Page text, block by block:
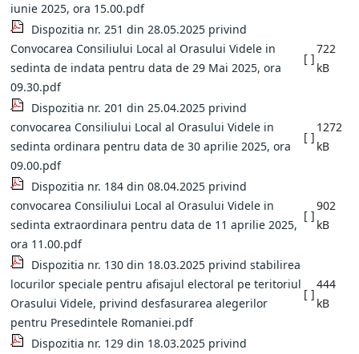
iunie 2025, ora 15.00.pdf
Dispozitia nr. 251 din 28.05.2025 privind
Convocarea Consiliului Local al Orasului Videle in
sedinta de indata pentru data de 29 Mai 2025, ora
09.30.pdf
[ ]
722
kB
Dispozitia nr. 201 din 25.04.2025 privind
convocarea Consiliului Local al Orasului Videle in
sedinta ordinara pentru data de 30 aprilie 2025, ora
09.00.pdf
[ ]
1272
kB
Dispozitia nr. 184 din 08.04.2025 privind
convocarea Consiliului Local al Orasului Videle in
sedinta extraordinara pentru data de 11 aprilie 2025,
ora 11.00.pdf
[ ]
902
kB
Dispozitia nr. 130 din 18.03.2025 privind stabilirea
locurilor speciale pentru afisajul electoral pe teritoriul
Orasului Videle, privind desfasurarea alegerilor
pentru Presedintele Romaniei.pdf
[ ]
444
kB
Dispozitia nr. 129 din 18.03.2025 privind